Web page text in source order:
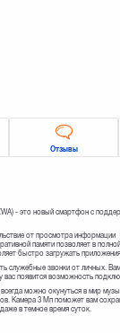
Отзывы
- это новый смартфон с
от просмотра информации
памяти позволяет в
быстро загружать
звонки от личных.
появится возможность
можно окунуться в мир
Камера 3 Мп поможет вам
в темное время суток.